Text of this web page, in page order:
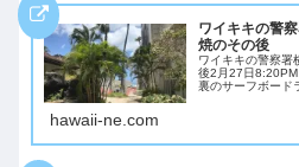
ワイキキの警
焼のその後
ワイキキの警察署
後2月27日
裏のサーフボード
るという噂だった
hawaii-ne.com